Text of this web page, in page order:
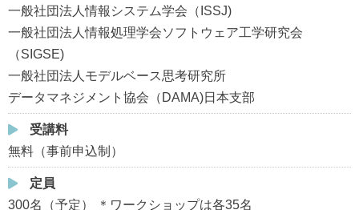
一般社団法人情報システム学会（ISSJ)
一般社団法人情報処理学会ソフトウェア工学研究会
（SIGSE)
一般社団法人モデルベース思考研究所
データマネジメント協会（DAMA)日本支部
受講料
無料（事前申込制）
定員
300名（予定） ＊ワークショップは各35名